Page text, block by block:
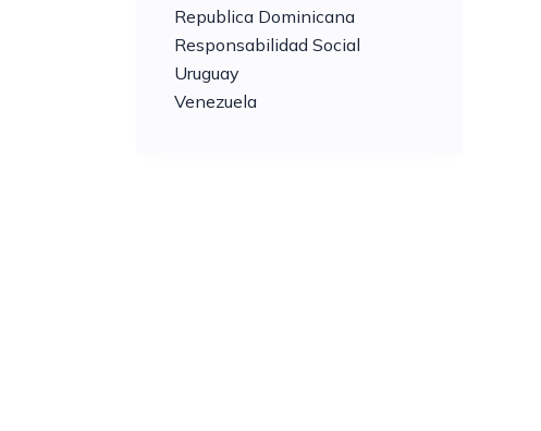
Republica Dominicana
Responsabilidad Social
Uruguay
Venezuela